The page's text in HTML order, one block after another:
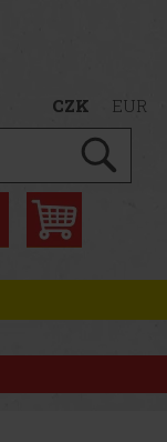
CZK EUR